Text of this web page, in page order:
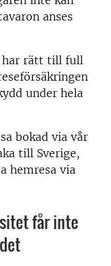
anses
har rätt till full
under hela
bokad via vår
till Sverige,
hemresa via
får inte